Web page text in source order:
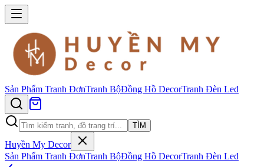
Sản Phẩm Tranh ĐơnTranh BộĐồng Hồ DecorTranh Đèn Led
TÌM
Huyền My Decor
Sản Phẩm Tranh ĐơnTranh BộĐồng Hồ DecorTranh Đèn Led